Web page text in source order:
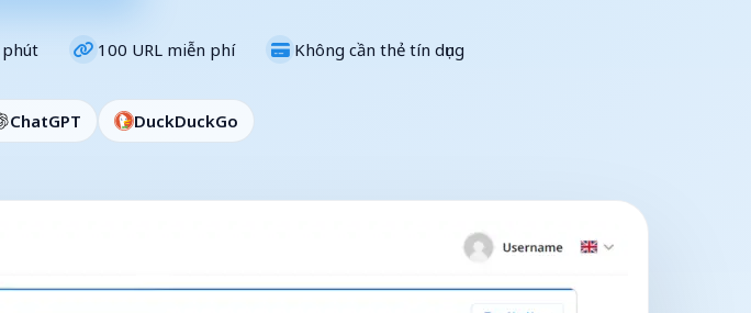
100 URL miễn phí Không cần thẻ tín dụng
ChatGPT DuckDuckGo